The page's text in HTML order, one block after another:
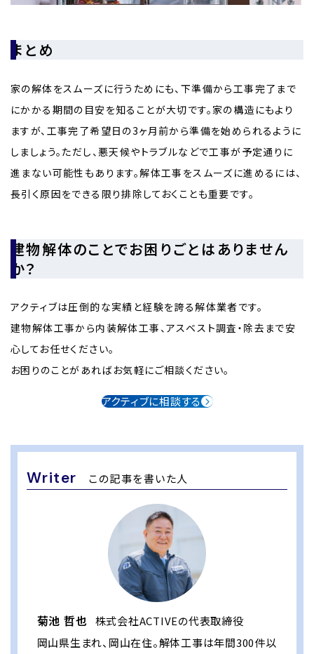
まとめ
家の解体をスムーズに行うためにも、下準備から工事完了まで
にかかる期間の目安を知ることが大切です。家の構造にもより
ますが、工事完了希望日の3ヶ月前から準備を始められるように
しましょう。ただし、悪天候やトラブルなどで工事が予定通りに
進まない可能性もあります。解体工事をスムーズに進めるには、
長引く原因をできる限り排除しておくことも重要です。
建物解体のことでお困りごとはありません
か？
アクティブは圧倒的な実績と経験を誇る解体業者です。
建物解体工事から内装解体工事、アスベスト調査・除去まで安
心してお任せください。
お困りのことがあればお気軽にご相談ください。
アクティブに相談する
Writer この記事を書いた人
菊池 哲也 株式会社ACTIVEの代表取締役
岡山県生まれ、岡山在住。解体工事は年間300件以